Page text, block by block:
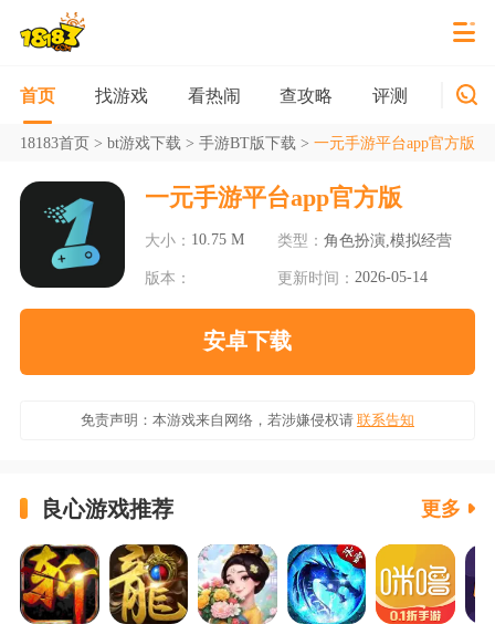
首页 找游戏 看热闹 查攻略 评测 新游
18183首页> bt游戏下载> 手游BT版下载> 一元手游平台app官方版
一元手游平台app官方版
大小： 10.75 M 类型： 角色扮演,模拟经营
版本： 更新时间： 2026-05-14
安卓下载
免责声明：本游戏来自网络，若涉嫌侵权请 联系告知
良心游戏推荐 更多